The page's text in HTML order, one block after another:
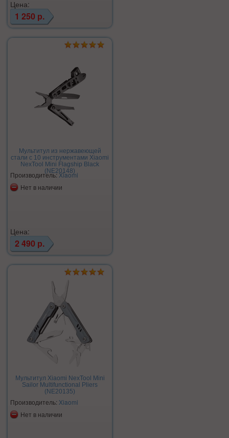
Цена:
1 250 р.
Мультитул из нержавеющей
стали с 10 инструментами Xiaomi
NexTool Mini Flagship Black
(NE20148)
Производитель:Xiaomi
Нет в наличии
Цена:
2 490 р.
Мультитул Xiaomi NexTool Mini
Sailor Multifunctional Pliers
(NE20135)
Производитель: Xiaomi
Нет в наличии